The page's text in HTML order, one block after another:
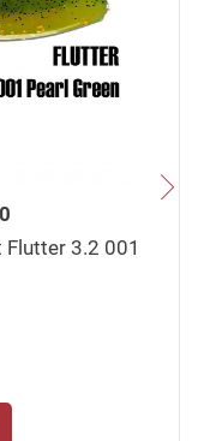
3.2 001